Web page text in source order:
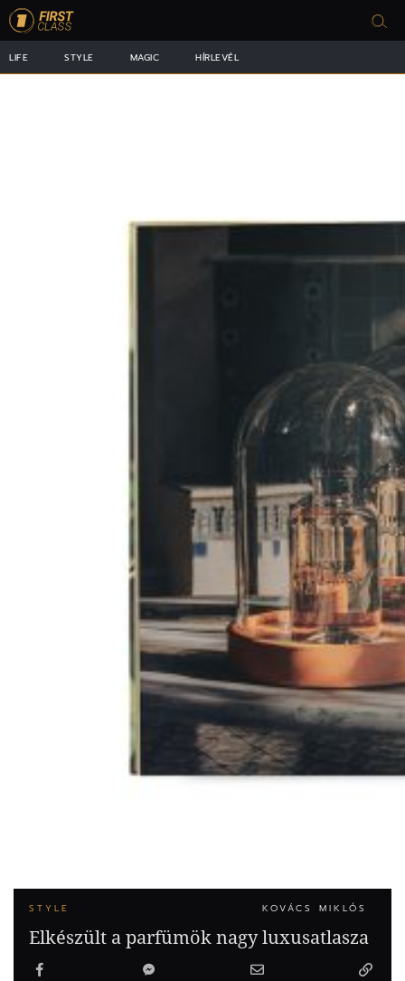
LIFE STYLE MAGIC HÍRLEVÉL
STYLE KOVÁCS MIKLÓS
Elkészült a parfümök nagy luxusatlasza